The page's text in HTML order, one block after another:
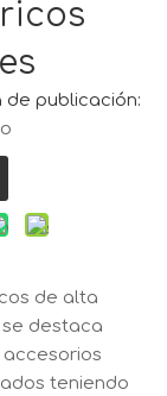
publicación:
de alta
destaca
teniendo